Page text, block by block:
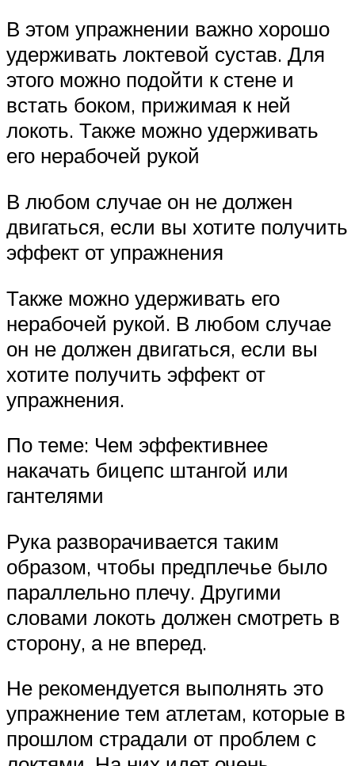
В этом упражнении важно хорошо
удерживать локтевой сустав. Для
этого можно подойти к стене и
встать боком, прижимая к ней
локоть. Также можно удерживать
его нерабочей рукой
В любом случае он не должен
двигаться, если вы хотите получить
эффект от упражнения
Также можно удерживать его
нерабочей рукой. В любом случае
он не должен двигаться, если вы
хотите получить эффект от
упражнения.
По теме: Чем эффективнее
накачать бицепс штангой или
гантелями
Рука разворачивается таким
образом, чтобы предплечье было
параллельно плечу. Другими
словами локоть должен смотреть в
сторону, а не вперед.
Не рекомендуется выполнять это
упражнение тем атлетам, которые в
прошлом страдали от проблем с